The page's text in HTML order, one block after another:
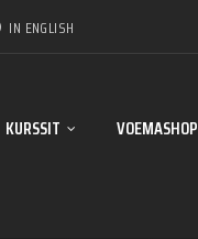
IN ENGLISH
KURSSIT VOEMASHOP